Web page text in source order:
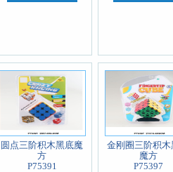
圆点三阶积木黑底魔
方
P75391
金刚圈三阶积木
魔方
P75397